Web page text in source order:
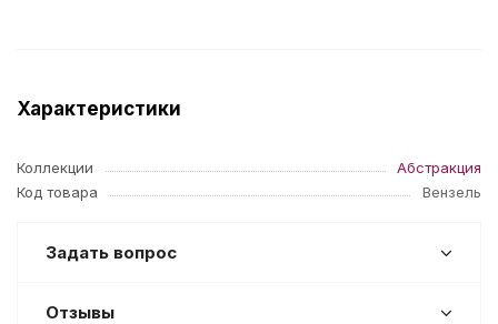
Характеристики
Коллекции
Абстракция
Код товара
Вензель
Задать вопрос
Отзывы